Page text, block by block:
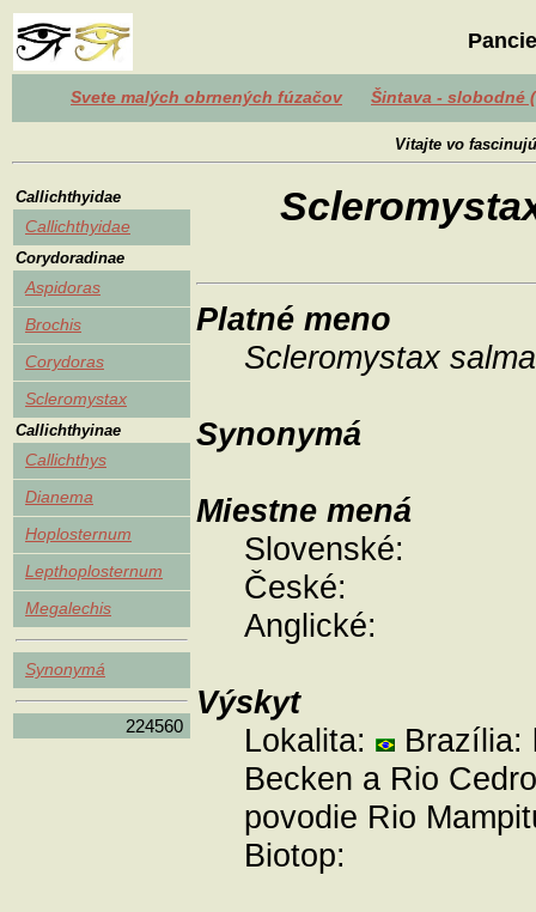
Svete malých obrnených fúzačov Šintava - slobodné
Vitajte vo
Callichthyidae
Callichthyidae
Corydoradinae
Aspidoras
Brochis
Corydoras
Scleromystax
Callichthyinae
Callichthys
Dianema
Hoplosternum
Lepthoplosternum
Megalechis
Synonymá
224560
Platné meno
Scleromystax
Synonymá
Miestne mená
Slovenské:
České:
Anglické:
Výskyt
Lokalita:
Brazília:
Becken a Rio
povodie Rio
Biotop: